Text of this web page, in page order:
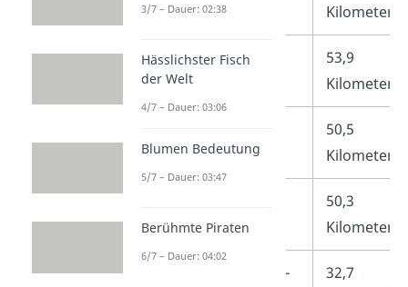
Basistunnel
Kilometer
2.
Seikan-
53,9
Kilometer
50,5
Kilometer
Tunnel
50,3
Kilometer
Lötschberg-
32,7
3/7 – Dauer: 02:38
Hässlichster Fisch
der Welt
4/7 – Dauer: 03:06
Blumen Bedeutung
5/7 – Dauer: 03:47
Berühmte Piraten
6/7 – Dauer: 04:02